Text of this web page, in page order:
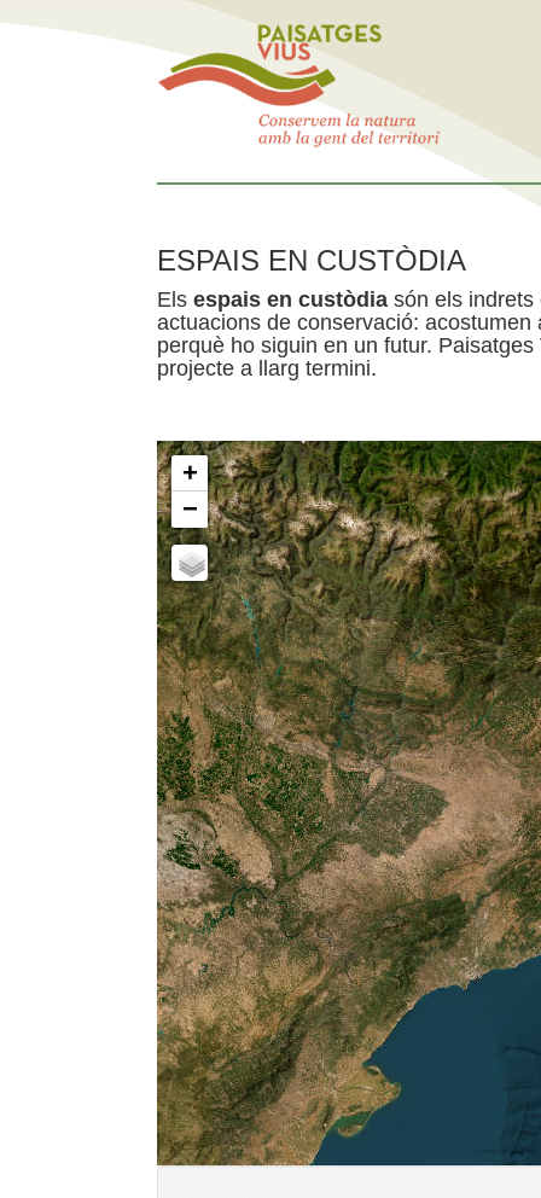
ESPAIS EN CUSTÒDIA
Els espais en custòdia són els indrets
actuacions de conservació:
perquè ho siguin en un futur.
projecte a llarg termini.
+
−